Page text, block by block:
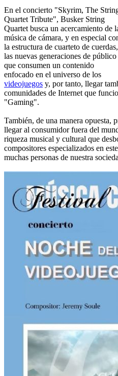
En el concierto "Skyrim, The
Quartet Tribute", Busker String
Quartet busca un acercamiento de
música de cámara, y en especial
la estructura de cuarteto de
las nuevas generaciones de público
que consumen un contenido
enfocado en el universo de los
videojuegos y, por tanto, llegar
comunidades de Internet que
"Gaming".
También, de una manera opuesta,
llegar al consumidor fuera del
riqueza musical y cultural que
compositores especializados en
muchas personas de nuestra